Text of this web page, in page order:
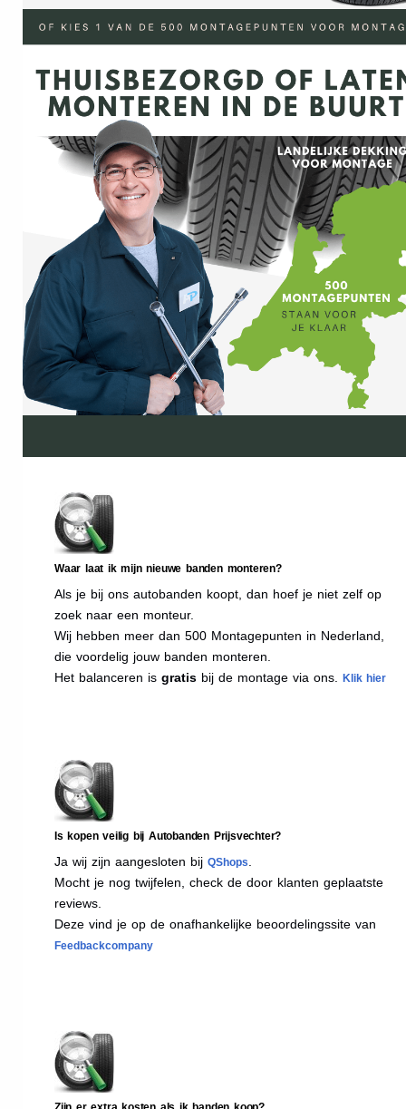
Waar laat ik mijn nieuwe banden monteren?
Als je bij ons autobanden koopt, dan hoef je niet zelf op
zoek naar een monteur.
Wij hebben meer dan 500 Montagepunten in Nederland,
die voordelig jouw banden monteren.
Het balanceren is gratis bij de montage via ons. Klik hier
Is kopen veilig bij Autobanden Prijsvechter?
Ja wij zijn aangesloten bij QShops
Mocht je nog twijfelen, check de door klanten geplaatste
reviews.
Deze vind je op de onafhankelijke beoordelingssite van
Feedbackcompany